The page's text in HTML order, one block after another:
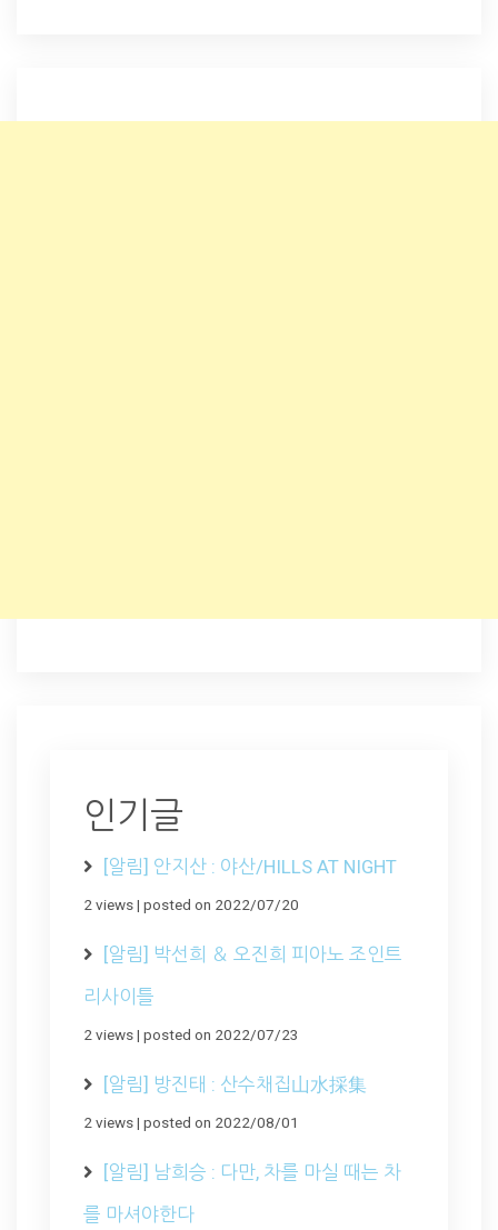
인기글
[알림] 안지산 : 야산/HILLS AT NIGHT
2 views| posted on 2022/07/20
[알림] 박선희 ＆ 오진희 피아노 조인트
리사이틀
2 views| posted on 2022/07/23
[알림] 방진태 : 산수채집山水採集
2 views| posted on 2022/08/01
[알림] 남희승 : 다만, 차를 마실 때는 차
를 마셔야한다